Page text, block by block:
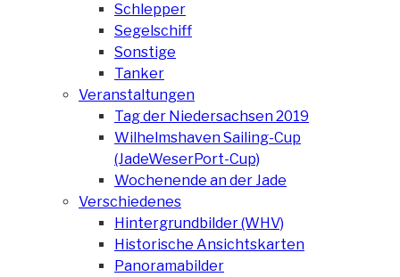
Schlepper
Segelschiff
Sonstige
Tanker
Veranstaltungen
Tag der Niedersachsen 2019
Wilhelmshaven Sailing-Cup
(JadeWeserPort-Cup)
Wochenende an der Jade
Verschiedenes
Hintergrundbilder (WHV)
Historische Ansichtskarten
Panoramabilder